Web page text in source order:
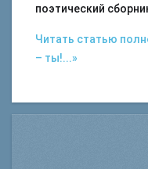
поэтический
Читать статью
– ты!...»